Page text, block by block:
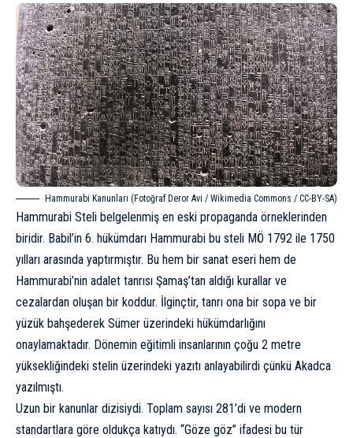
Hammurabi Kanunları (Fotoğraf Deror Avi / Wikimedia Commons / CC-BY-SA)
Hammurabi Steli belgelenmiş en eski propaganda örneklerinden
biridir. Babil’in 6. hükümdarı Hammurabi bu steli MÖ 1792 ile 1750
yılları arasında yaptırmıştır. Bu hem bir sanat eseri hem de
Hammurabi’nin adalet tanrısı Şamaş’tan aldığı kurallar ve
cezalardan oluşan bir koddur. İlginçtir, tanrı ona bir sopa ve bir
yüzük bahşederek Sümer üzerindeki hükümdarlığını
onaylamaktadır. Dönemin eğitimli insanlarının çoğu 2 metre
yüksekliğindeki stelin üzerindeki yazıtı anlayabilirdi çünkü Akadca
yazılmıştı.
Uzun bir kanunlar dizisiydi. Toplam sayısı 281’di ve modern
standartlara göre oldukça katıydı. “Göze göz” ifadesi bu tür